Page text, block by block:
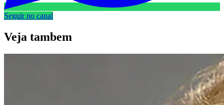
Seguir no canal
Veja tambem